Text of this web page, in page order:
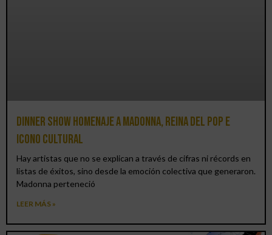
Dinner Show homenaje a Madonna, reina del pop e
icono cultural
Hay artistas que no se explican a través de cifras ni récords en
listas de éxitos, sino desde la emoción colectiva que generaron.
Madonna perteneció
LEER MÁS »